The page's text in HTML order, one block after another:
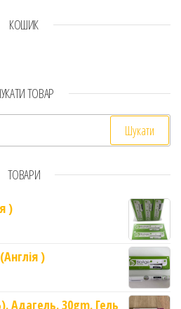
КОШИК
ТОВАР
ТОВАРИ
)
)
Адагель. 30gm. Гель